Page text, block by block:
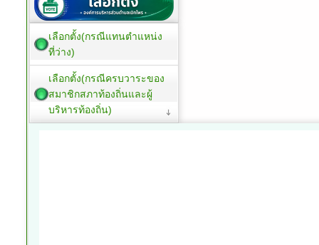
เลือกตั้ง(กรณีแทนตำแหน่ง
ที่ว่าง)
เลือกตั้ง(กรณีครบวาระของ
สมาชิกสภาท้องถิ่นและผู้
บริหารท้องถิ่น)